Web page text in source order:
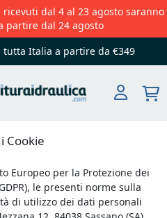
dal 4 al 23 agosto saranno
partire dal 24 agosto
tutta Italia a partire da €349
Cookie
Europeo per la Protezione dei
le presenti norme sulla
di utilizzo dei dati personali